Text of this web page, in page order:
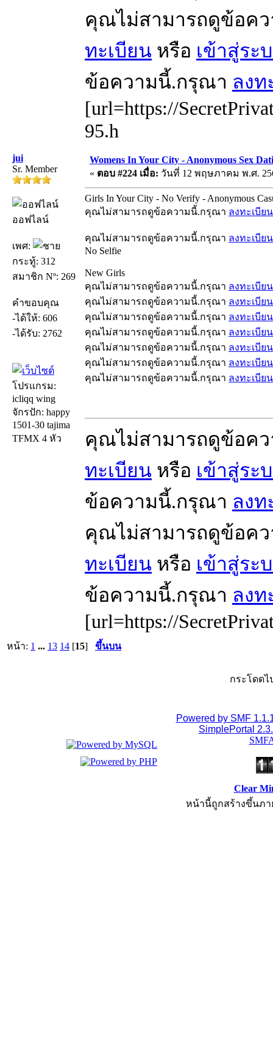
คุณไม่สามารถดูข้อค
ทะเบียน หรือ เข้าสู่ระ
ข้อความนี้.กรุณา ลงท
[url=https://
95.h
jui
Sr. Member
ออฟไลน์
เพศ:
กระทู้: 312
สมาชิก Nº: 269
คำขอบคุณ
-ได้ให้: 606
-ได้รับ: 2762
โปรแกรม:
icliqq wing
จักรปัก: happy
1501-30 tajima
TFMX 4 หัว
Womens In Your City - Anonymous Sex
« ตอบ #224 เมื่อ: วันที่ 12 พฤษภาคม พ.ศ.
Girls In Your City - No Verify - Anonymous
คุณไม่สามารถดูข้อความนี้.กรุณา ลงทะเบียน
คุณไม่สามารถดูข้อความนี้.กรุณา ลงทะเบียน
No Selfie
New Girls
คุณไม่สามารถดูข้อความนี้.กรุณา ลงทะเบียน
คุณไม่สามารถดูข้อความนี้.กรุณา ลงทะเบียน
คุณไม่สามารถดูข้อความนี้.กรุณา ลงทะเบียน
คุณไม่สามารถดูข้อความนี้.กรุณา ลงทะเบียน
คุณไม่สามารถดูข้อความนี้.กรุณา ลงทะเบียน
คุณไม่สามารถดูข้อความนี้.กรุณา ลงทะเบียน
คุณไม่สามารถดูข้อความนี้.กรุณา ลงทะเบียน
คุณไม่สามารถดูข้อค
ทะเบียน หรือ เข้าสู่ระ
ข้อความนี้.กรุณา ลงท
คุณไม่สามารถดูข้อค
ทะเบียน หรือ เข้าสู่ระ
ข้อความนี้.กรุณา ลงท
[url=https://
หน้า: 1 ... 13 14 [15] ขึ้นบน
กระโดดไ
Powered by SMF
SimplePortal
Clear
หน้านี้ถูกสร้างขึ้นภา